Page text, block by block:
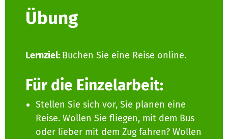
Übung
Lernziel: Buchen Sie eine Reise online.
Für die Einzelarbeit:
Stellen Sie sich vor, Sie planen eine
Reise. Wollen Sie fliegen, mit dem Bus
oder lieber mit dem Zug fahren? Wollen